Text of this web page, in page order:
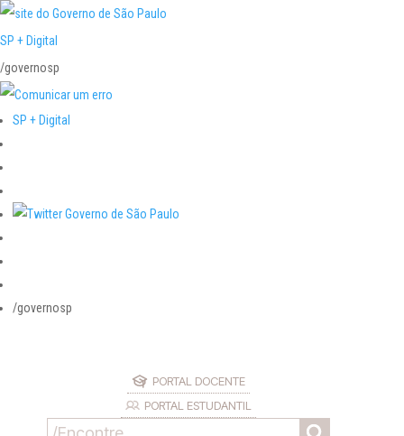
SP + Digital
/governosp
SP + Digital
/governosp
PORTAL DOCENTE
PORTAL ESTUDANTIL